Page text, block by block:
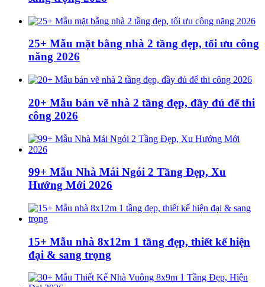
25+ Mẫu mặt bằng nhà 2 tầng đẹp, tối ưu công
năng 2026
20+ Mẫu bản vẽ nhà 2 tầng đẹp, đầy đủ để thi
công 2026
99+ Mẫu Nhà Mái Ngói 2 Tầng Đẹp, Xu
Hướng Mới 2026
15+ Mẫu nhà 8x12m 1 tầng đẹp, thiết kế hiện
đại & sang trọng